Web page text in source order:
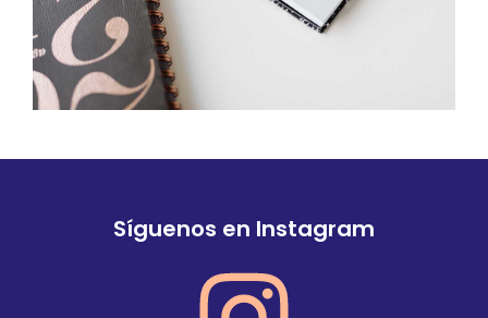
Síguenos en Instagram